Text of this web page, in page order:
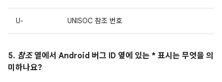
U- UNISOC 참조 번호
5. 참조열에서 Android 버그 ID 옆에 있는 * 표시는 무엇을 의
미하나요?